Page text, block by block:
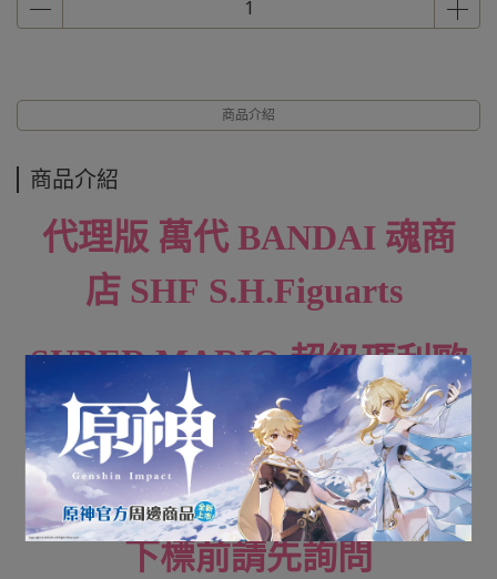
商品介紹
商品介紹
代理版 萬代 BANDAI 魂商
店 SHF S.H.Figuarts
SUPER MARIO 超級瑪利歐
瑪利歐
全新未拆封
下標前請先詢問